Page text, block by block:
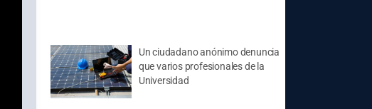
Un ciudadano anónimo denuncia
que varios profesionales de la
Universidad